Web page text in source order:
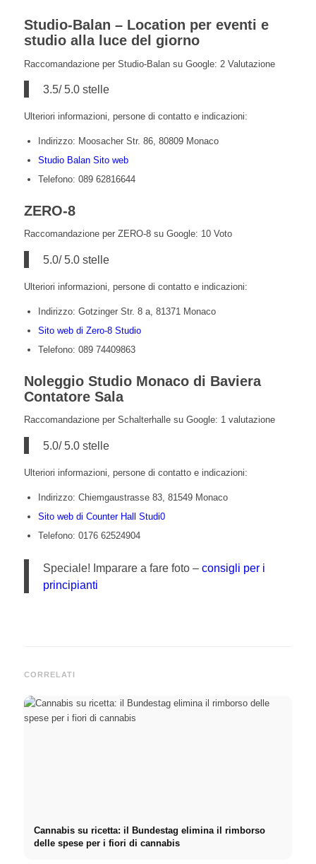
Studio-Balan – Location per eventi e
studio alla luce del giorno
Raccomandazione per Studio-Balan su Google: 2 Valutazione
3.5/ 5.0 stelle
Ulteriori informazioni, persone di contatto e indicazioni:
Indirizzo: Moosacher Str. 86, 80809 Monaco
Studio Balan Sito web
Telefono: 089 62816644
ZERO-8
Raccomandazione per ZERO-8 su Google: 10 Voto
5.0/ 5.0 stelle
Ulteriori informazioni, persone di contatto e indicazioni:
Indirizzo: Gotzinger Str. 8 a, 81371 Monaco
Sito web di Zero-8 Studio
Telefono: 089 74409863
Noleggio Studio Monaco di Baviera
Contatore Sala
Raccomandazione per Schalterhalle su Google: 1 valutazione
5.0/ 5.0 stelle
Ulteriori informazioni, persone di contatto e indicazioni:
Indirizzo: Chiemgaustrasse 83, 81549 Monaco
Sito web di Counter Hall Studi0
Telefono: 0176 62524904
Speciale! Imparare a fare foto – consigli per i
principianti
CORRELATI
Cannabis su ricetta: il Bundestag elimina il rimborso
delle spese per i fiori di cannabis